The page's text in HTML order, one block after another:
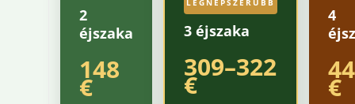
2
éjszaka
148
€
LEGNEPSZERUBB
3 éjszaka
309–322
€
4
€